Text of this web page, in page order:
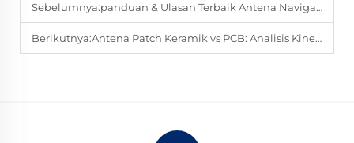
Sebelumnya:panduan & Ulasan Terbaik Antena Navigasi GPS 2025
Berikutnya:Antena Patch Keramik vs PCB: Analisis Kinerja & Biaya